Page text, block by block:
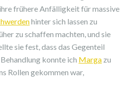
frühere Anfälligkeit für massive
hinter sich lassen zu
zu schaffen machten, und sie
sie fest, dass das Gegenteil
konnte ich Marga zu
Rollen gekommen war,